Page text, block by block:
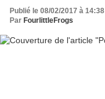
Publié le 08/02/2017 à 14:38
Par FourlittleFrogs